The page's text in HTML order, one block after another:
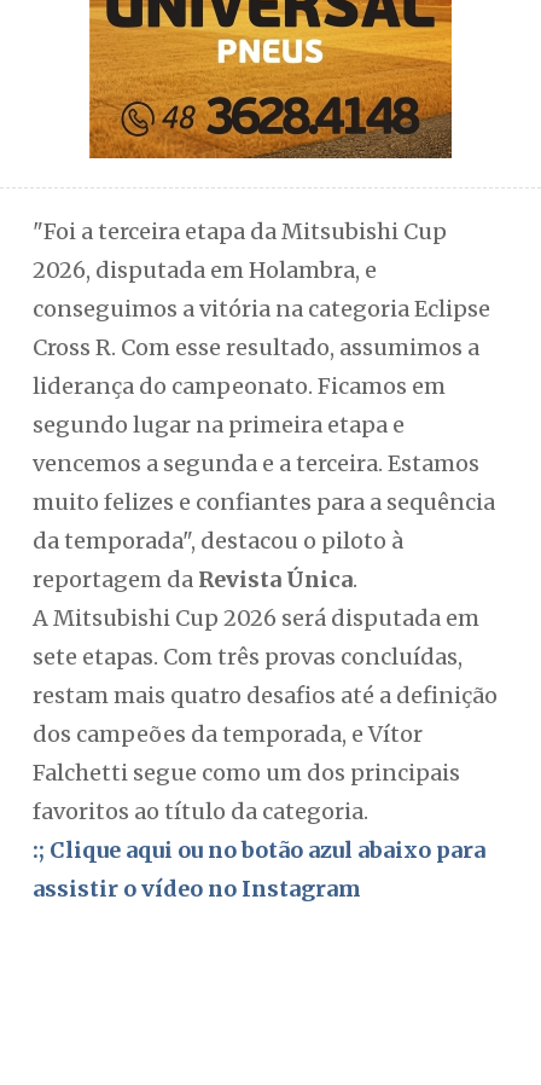
"Foi a terceira etapa da Mitsubishi Cup
2026, disputada em Holambra, e
conseguimos a vitória na categoria Eclipse
Cross R. Com esse resultado, assumimos a
liderança do campeonato. Ficamos em
segundo lugar na primeira etapa e
vencemos a segunda e a terceira. Estamos
muito felizes e confiantes para a sequência
da temporada", destacou o piloto à
reportagem da Revista Única.
A Mitsubishi Cup 2026 será disputada em
sete etapas. Com três provas concluídas,
restam mais quatro desafios até a definição
dos campeões da temporada, e Vítor
Falchetti segue como um dos principais
favoritos ao título da categoria.
:; Clique aqui ou no botão azul abaixo para
assistir o vídeo no Instagram